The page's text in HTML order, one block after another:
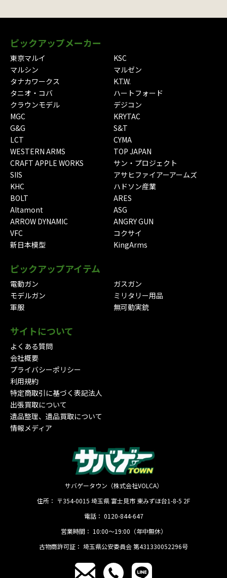
ピックアップメーカー
東京マルイ
KSC
マルシン
マルゼン
タナカワークス
K.T.W.
タニオ・コバ
ハートフォード
クラウンモデル
デジコン
MGC
KRYTAC
G&G
S&T
LCT
CYMA
WESTERN ARMS
TOP JAPAN
CRAFT APPLE WORKS
サン・プロジェクト
SIIS
アサヒファイアーアームズ
KHC
ハドソン産業
BOLT
ARES
Altamont
ASG
ARROW DYNAMIC
ANGRY GUN
VFC
コクサイ
新日本模型
KingArms
ピックアップアイテム
電動ガン
ガスガン
モデルガン
ミリタリー用品
軍服
無可動実銃
サイトについて
よくある質問
会社概要
プライバシーポリシー
利用規約
特定商取引に基づく表記法人
出張買取について
遺品整理、遺品買取について
情報メディア
サバゲータウン（株式会社VOLCA）
住所： 〒354-0015 埼玉県 富士見市 東みずほ台1-8-5 2F
電話： 0120-844-647
営業時間： 10:00〜19:00（年中無休）
古物商許可証： 埼玉県公安委員会 第431330052296号